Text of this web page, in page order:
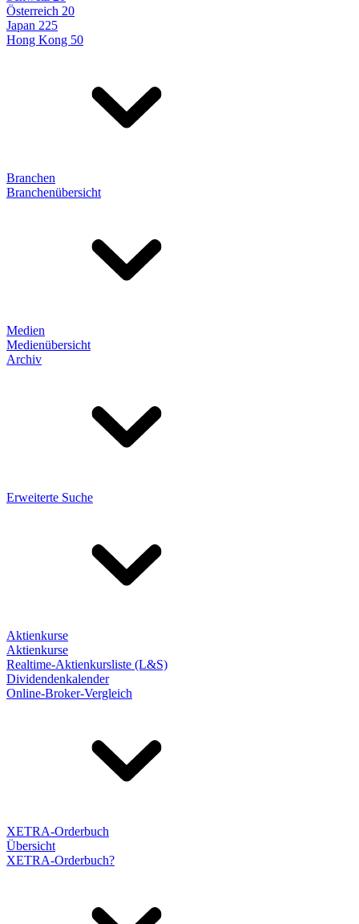
Österreich 20
Japan 225
Hong Kong 50
Branchen
Branchenübersicht
Medien
Medienübersicht
Archiv
Erweiterte Suche
Aktienkurse
Aktienkurse
Realtime-Aktienkursliste (L&S)
Dividendenkalender
Online-Broker-Vergleich
XETRA-Orderbuch
Übersicht
XETRA-Orderbuch?